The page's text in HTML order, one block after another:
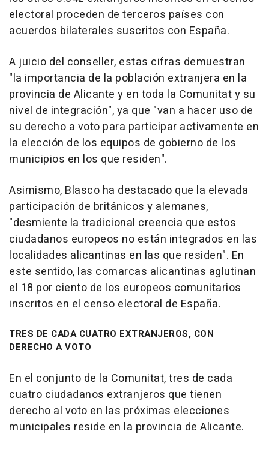
electoral proceden de terceros países con
acuerdos bilaterales suscritos con España.
A juicio del conseller, estas cifras demuestran
"la importancia de la población extranjera en la
provincia de Alicante y en toda la Comunitat y su
nivel de integración", ya que "van a hacer uso de
su derecho a voto para participar activamente en
la elección de los equipos de gobierno de los
municipios en los que residen".
Asimismo, Blasco ha destacado que la elevada
participación de británicos y alemanes,
"desmiente la tradicional creencia que estos
ciudadanos europeos no están integrados en las
localidades alicantinas en las que residen". En
este sentido, las comarcas alicantinas aglutinan
el 18 por ciento de los europeos comunitarios
inscritos en el censo electoral de España.
TRES DE CADA CUATRO EXTRANJEROS, CON
DERECHO A VOTO
En el conjunto de la Comunitat, tres de cada
cuatro ciudadanos extranjeros que tienen
derecho al voto en las próximas elecciones
municipales reside en la provincia de Alicante.